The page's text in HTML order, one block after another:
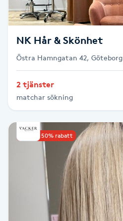
Fransk manikyr
Fransrengöring
Frekvensterapi
Friskvård
Funktionsanalys
NK Hår & Skönhet
Östra Hamngatan 42, Göteborg
2 tjänster
matchar sökning
Upp till 50% rabatt